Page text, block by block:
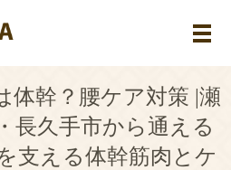
メ
体幹？腰ケア対策 |瀬
長久手市から通える
支える体幹筋肉とケ